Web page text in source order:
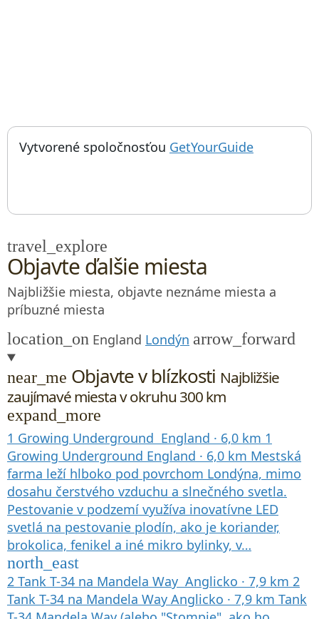
Things to do near Podchod Crystal Palace, Crystal Palace
Vytvorené spoločnosťou GetYourGuide; otvorí sa
travel_explore
Objavte ďalšie miesta
Najbližšie miesta, objavte neznáme miesta a
príbuzné miesta
location_on England Londýn arrow_forward
near_me Objavte v blízkosti Najbližšie
zaujímavé miesta v okruhu 300 km
expand_more
1 Growing Underground England · 6,0 km 1
Growing Underground England · 6,0 km Mestská
farma leží hlboko pod povrchom Londýna, mimo
dosahu čerstvého vzduchu a slnečného svetla.
Pestovanie v podzemí využíva inovatívne LED
svetlá na pestovanie plodín, ako je koriander,
brokolica, fenikel a iné mikro bylinky, v…
north_east
2 Tank T-34 na Mandela Way Anglicko · 7,9 km 2
Tank T-34 na Mandela Way Anglicko · 7,9 km Tank